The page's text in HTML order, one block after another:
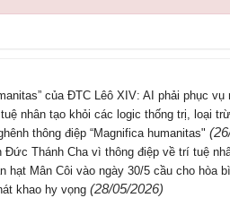
của ĐTC Lêô XIV: AI phải phục vụ
nhân tạo khỏi các logic thống trị, loại
thông điệp “Magnifica humanitas"
Thánh Cha vì thông điệp về trí tuệ
hạt Mân Côi vào ngày 30/5 cầu cho hòa
khao hy vọng (28/05/2026)